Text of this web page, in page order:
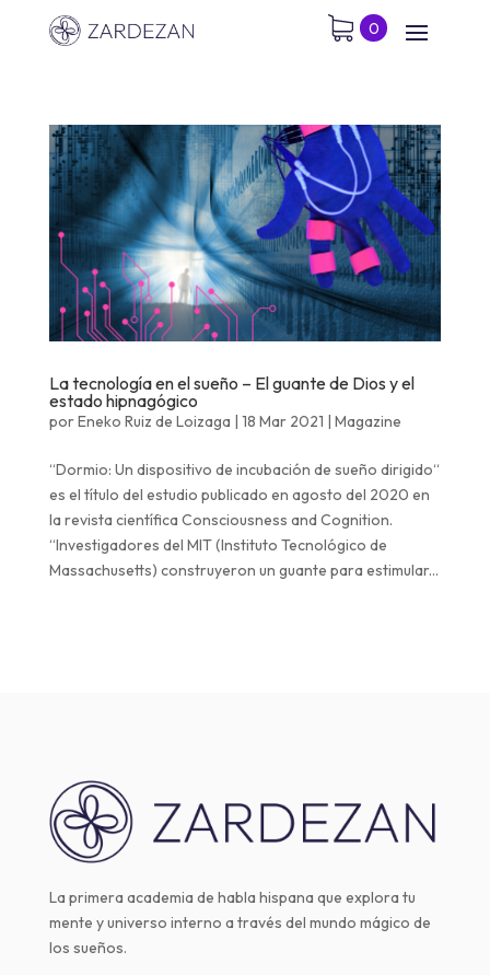
0
La tecnología en el sueño – El guante de Dios y el
estado hipnagógico
porEneko Ruiz de Loizaga | 18 Mar 2021 | Magazine
“Dormio: Un dispositivo de incubación de sueño dirigido“
es el título del estudio publicado en agosto del 2020 en
la revista científica Consciousness and Cognition.
“Investigadores del MIT (Instituto Tecnológico de
Massachusetts) construyeron un guante para estimular...
La primera academia de habla hispana que explora tu
mente y universo interno a través del mundo mágico de
los sueños.